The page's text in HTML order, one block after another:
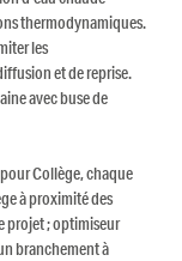
thermodynamiques.
les
et de reprise.
avec buse de
Collège, chaque
à proximité des
projet ; optimiseur
branchement à